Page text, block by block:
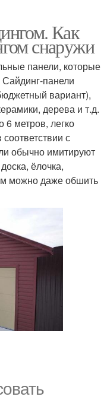
Как
снаружи
панели, которые
панели
вариант),
дерева и т.д.
6 метров, легко
с
обычно имитируют
ёлочка,
можно даже обшить